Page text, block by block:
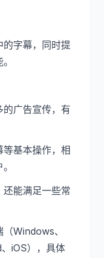
的字幕，同时提
的广告宣传，有
等基本操作，相
还能满足一些常
Windows、
iOS），具体